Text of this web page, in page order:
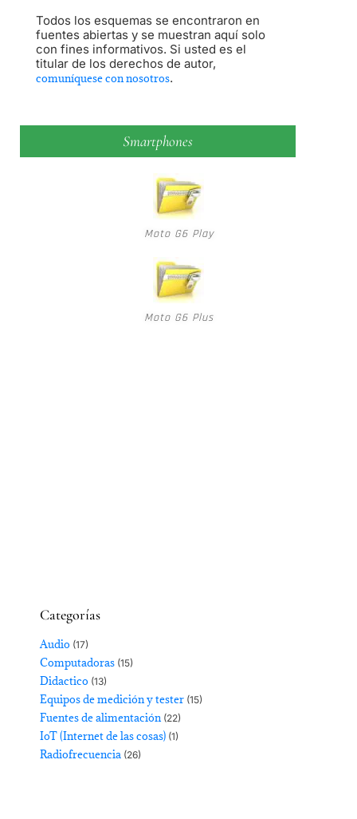
Todos los esquemas se encontraron en
fuentes abiertas y se muestran aquí solo
con fines informativos. Si usted es el
titular de los derechos de autor,
comuníquese con nosotros.
Smartphones
Moto G6 Play
Moto G6 Plus
Categorías
Audio (17)
Computadoras (15)
Didactico (13)
Equipos de medición y tester (15)
Fuentes de alimentación(22)
IoT (Internet de las cosas) (1)
Radiofrecuencia (26)